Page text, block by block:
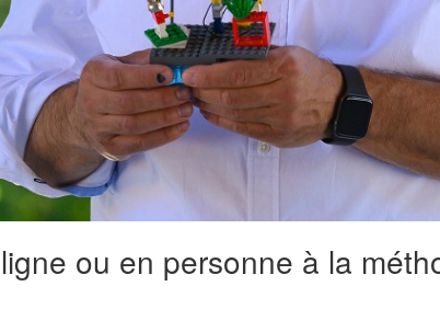
ou en personne à la